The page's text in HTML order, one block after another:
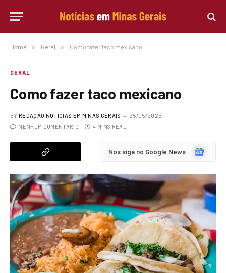
Home » Geral » Como fazer taco mexicano
GERAL
Como fazer taco mexicano
BY REDAÇÃO NOTÍCIAS EM MINAS GERAIS
25/05/2025
NENHUM COMENTÁRIO
4 MINS READ
Nos siga no Google News
Google